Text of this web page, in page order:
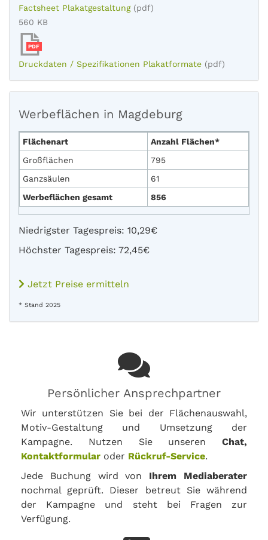
Factsheet Plakatgestaltung (pdf)
560 KB
PDF
Druckdaten / Spezifikationen Plakatformate (pdf)
Werbeflächen in Magdeburg
Flächenart
Anzahl Flächen*
Großflächen
795
Ganzsäulen
61
Werbeflächen gesamt
856
Niedrigster Tagespreis: 10,29€
Höchster Tagespreis: 72,45€
Jetzt Preise ermitteln
* Stand 2025
Persönlicher Ansprechpartner
Wir unterstützen Sie bei der Flächenauswahl,
Motiv-Gestaltung und Umsetzung der
Kampagne. Nutzen Sie unseren Chat,
Kontaktformular oder Rückruf-Service.
Jede Buchung wird von Ihrem Mediaberater
nochmal geprüft. Dieser betreut Sie während
der Kampagne und steht bei Fragen zur
Verfügung.